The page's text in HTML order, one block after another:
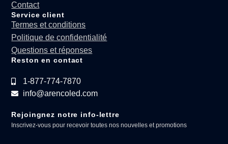
Contact
Service client
Termes et conditions
Politique de confidentialité
Questions et réponses
Reston en contact
1-877-774-7870
info@arencoled.com
Rejoingnez notre info-lettre
Inscrivez-vous pour recevoir toutes nos nouvelles et promotions